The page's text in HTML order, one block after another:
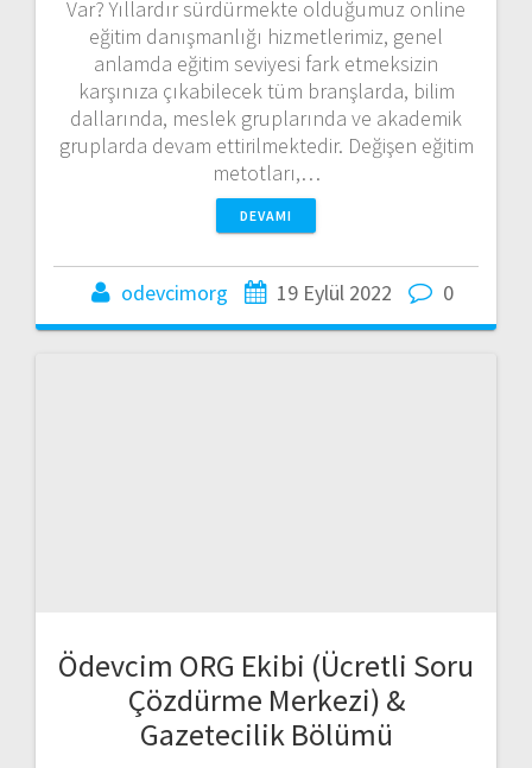
Var? Yıllardır sürdürmekte olduğumuz online
eğitim danışmanlığı hizmetlerimiz, genel
anlamda eğitim seviyesi fark etmeksizin
karşınıza çıkabilecek tüm branşlarda, bilim
dallarında, meslek gruplarında ve akademik
gruplarda devam ettirilmektedir. Değişen eğitim
metotları,…
DEVAMI
odevcimorg 19 Eylül 2022 0
Ödevcim ORG Ekibi (Ücretli Soru
Çözdürme Merkezi) &
Gazetecilik Bölümü